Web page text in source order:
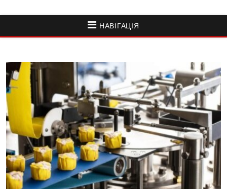
НАВІГАЦІЯ